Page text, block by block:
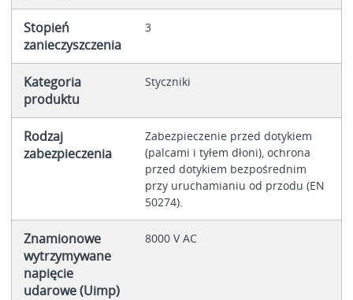
Stopień
zanieczyszczenia
3
Kategoria
produktu
Styczniki
Rodzaj
zabezpieczenia
Zabezpieczenie przed dotykiem
(palcami i tyłem dłoni), ochrona
przed dotykiem bezpośrednim
przy uruchamianiu od przodu (EN
50274).
Znamionowe
wytrzymywane
napięcie
udarowe (Uimp)
8000 V AC